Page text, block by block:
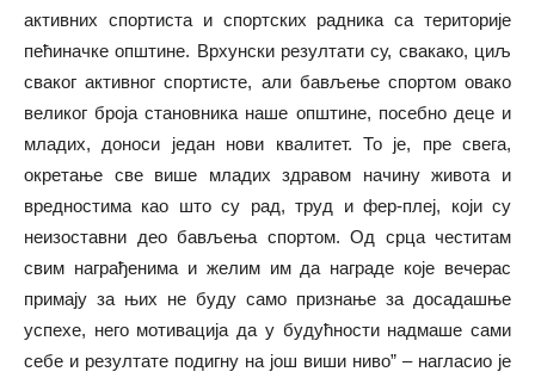
активних спортиста и спортских радника са територије
пећиначке општине. Врхунски резултати су, свакако, циљ
сваког активног спортисте, али бављење спортом овако
великог броја становника наше општине, посебно деце и
младих, доноси један нови квалитет. То је, пре свега,
окретање све више младих здравом начину живота и
вредностима као што су рад, труд и фер-плеј, који су
неизоставни део бављења спортом. Од срца честитам
свим награђенима и желим им да награде које вечерас
примају за њих не буду само признање за досадашње
успехе, него мотивација да у будућности надмаше сами
себе и резултате подигну на још виши ниво” – нагласио је